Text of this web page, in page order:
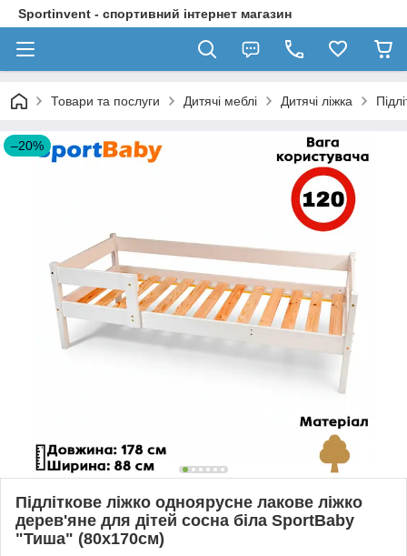
Sportinvent - спортивний інтернет магазин
Товари та послуги Дитячі меблі Дитячі ліжка
–20%
Підліткове ліжко одноярусне лакове ліжко
дерев'яне для дітей сосна біла SportBaby
"Тиша" (80х170см)